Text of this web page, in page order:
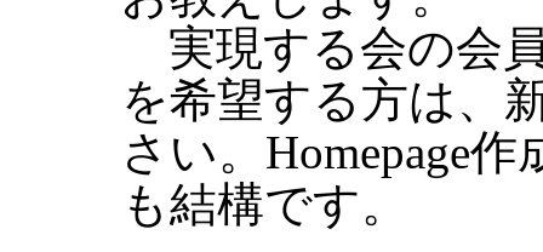
実現する会の会
を希望する方は、
さい。Homepage
も結構です。